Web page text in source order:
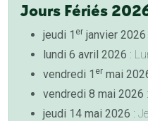
Jours Fériés
jeudi 1 er janvier 2026
lundi 6 avril 2026 :
vendredi 1 er mai
vendredi 8 mai 2026
jeudi 14 mai 2026 :